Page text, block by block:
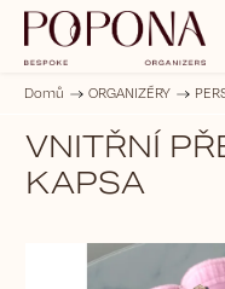
Domů / ORGANIZÉRY /
VNITŘNÍ
KAPSA